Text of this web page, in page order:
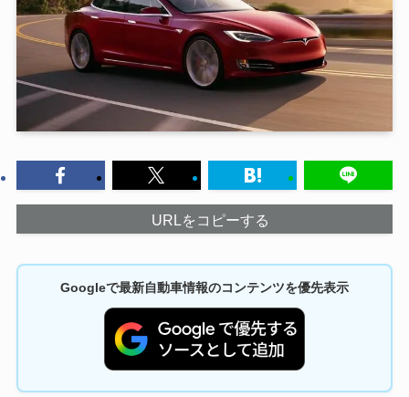
URLをコピーする
Googleで最新自動車情報のコンテンツを優先表示